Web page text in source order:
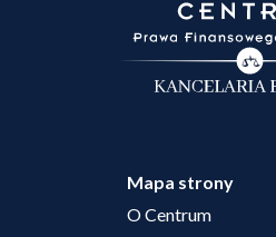
Mapa strony
O Centrum